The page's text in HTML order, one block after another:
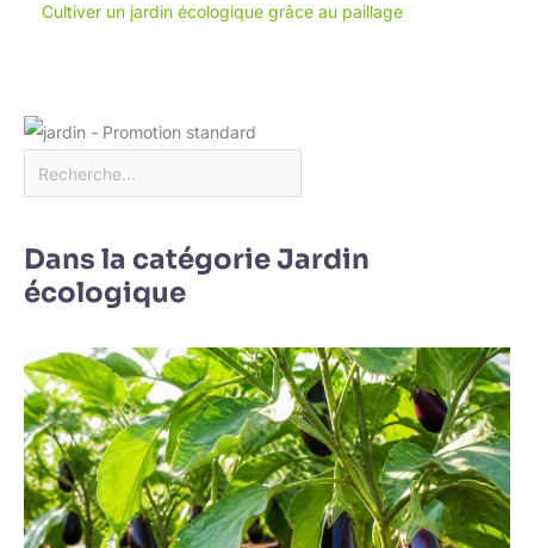
Cultiver un jardin écologique grâce au paillage
Dans la catégorie Jardin
écologique